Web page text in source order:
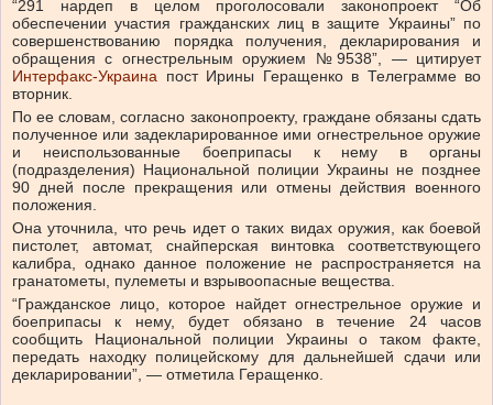
“291 нардеп в целом проголосовали законопроект “Об
обеспечении участия гражданских лиц в защите Украины” по
совершенствованию порядка получения, декларирования и
обращения с огнестрельным оружием №9538”, — цитирует
Интерфакс-Украина пост Ирины Геращенко в Телеграмме во
вторник.
По ее словам, согласно законопроекту, граждане обязаны сдать
полученное или задекларированное ими огнестрельное оружие
и неиспользованные боеприпасы к нему в органы
(подразделения) Национальной полиции Украины не позднее
90 дней после прекращения или отмены действия военного
положения.
Она уточнила, что речь идет о таких видах оружия, как боевой
пистолет, автомат, снайперская винтовка соответствующего
калибра, однако данное положение не распространяется на
гранатометы, пулеметы и взрывоопасные вещества.
“Гражданское лицо, которое найдет огнестрельное оружие и
боеприпасы к нему, будет обязано в течение 24 часов
сообщить Национальной полиции Украины о таком факте,
передать находку полицейскому для дальнейшей сдачи или
декларировании”, — отметила Геращенко.